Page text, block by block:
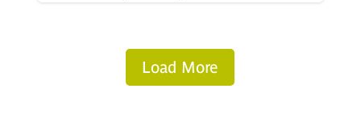
Load More